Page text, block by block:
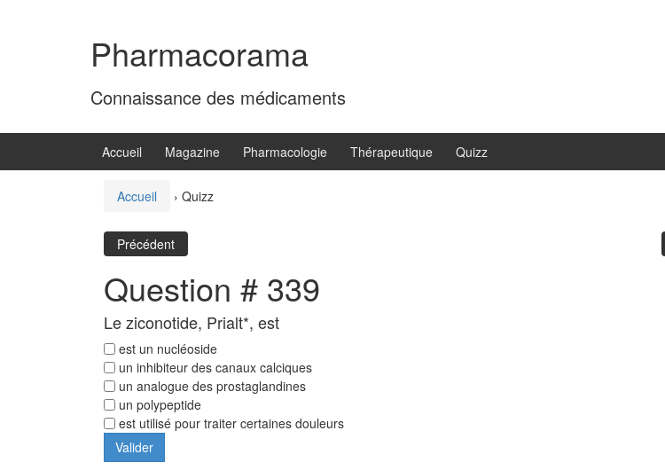
Pharmacorama
Connaissance des médicaments
Accueil Magazine Pharmacologie Thérapeutique Quizz
Accueil › Quizz
Précédent
Question # 339
Le ziconotide, Prialt*, est
est un nucléoside
un inhibiteur des canaux calciques
un analogue des prostaglandines
un polypeptide
est utilisé pour traiter certaines douleurs